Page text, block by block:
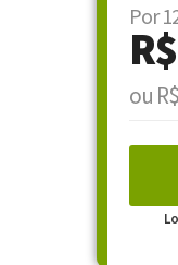
Por
ou